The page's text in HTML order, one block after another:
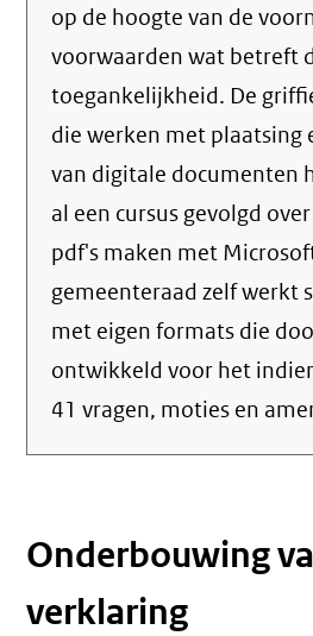
op de hoogte van de
voorwaarden wat betreft
toegankelijkheid. De
die werken met plaatsing
van digitale documenten
al een cursus gevolgd
pdf's maken met
gemeenteraad zelf werkt
met eigen formats die
ontwikkeld voor het
41 vragen, moties en
Onderbouwing
verklaring